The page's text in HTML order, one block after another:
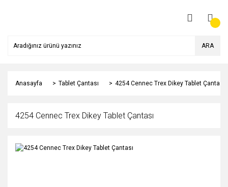
ARA
Anasayfa Tablet Çantası 4254 Cennec Trex Dikey Tablet Çantası
4254 Cennec Trex Dikey Tablet Çantası